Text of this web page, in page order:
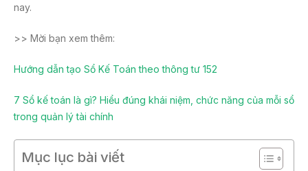
nay.
>> Mời bạn xem thêm:
Hướng dẫn tạo Sổ Kế Toán theo thông tư 152
7 Sổ kế toán là gì? Hiểu đúng khái niệm, chức năng của mỗi sổ
trong quản lý tài chính
Mục lục bài viết